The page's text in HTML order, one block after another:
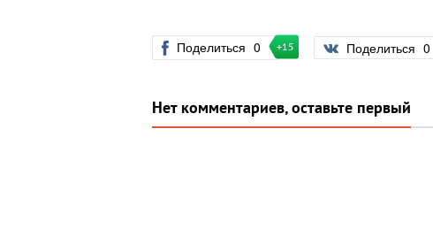
Поделиться 0 +15 Поделиться 0
Нет комментариев, оставьте первый